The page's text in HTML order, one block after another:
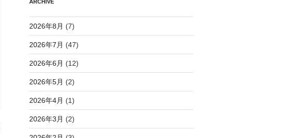
ARCHIVE
2026年8月 (7)
2026年7月 (47)
2026年6月 (12)
2026年5月 (2)
2026年4月 (1)
2026年3月 (2)